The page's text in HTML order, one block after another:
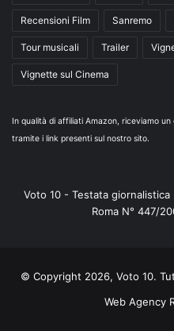
Recensioni Film Sanremo
Tour musicali Trailer
Vignette sul Cinema
In qualità di affiliati Amazon, riceviamo
tramite i link presenti sul nostro sito.
Voto 10 - Testata
Roma N° 447/
© Copyright 2026, Voto 10.
Web Agency